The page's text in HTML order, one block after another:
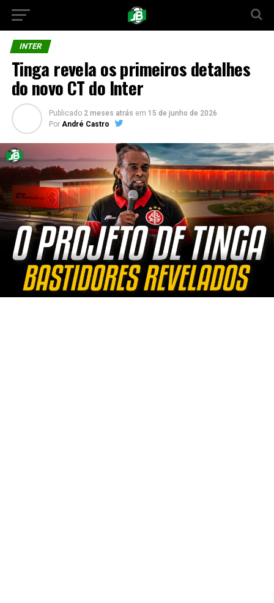
INTER
Tinga revela os primeiros detalhes
do novo CT do Inter
Publicado 2 meses atrás em 15 de junho de 2026
Por André Castro